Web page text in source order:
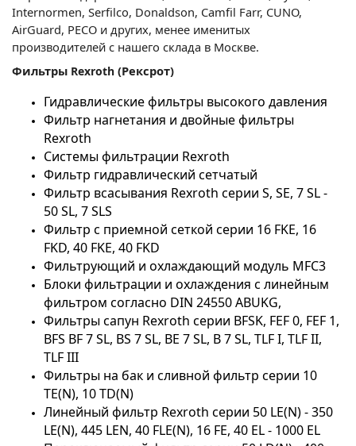
Internormen, Serfilco, Donaldson, Camfil Farr, CUNO,
AirGuard, PECO и других, менее именитых
производителей с нашего склада в Москве.
Фильтры Rexroth (Рексрот)
Гидравлические фильтры высокого давления
Фильтр нагнетания и двойные фильтры
Rexroth
Системы фильтрации Rexroth
Фильтр гидравлический сетчатый
Фильтр всасывания Rexroth серии S, SE, 7 SL -
50 SL, 7 SLS
Фильтр с приемной сеткой серии 16 FKE, 16
FKD, 40 FKE, 40 FKD
Фильтрующий и охлаждающий модуль MFC3
Блоки фильтрации и охлаждения с линейным
фильтром согласно DIN 24550 ABUKG,
Фильтры сапун Rexroth серии BFSK, FEF 0, FEF 1,
BFS BF7SL, BS 7SL, BE 7SL, B7SL, TLFI, TLFII,
TLFIII
Фильтры на бак и сливной фильтр серии 10
TE(N), 10 TD(N)
Линейный фильтр Rexroth серии 50 LE(N) - 350
LE(N), 445 LEN, 40 FLE(N), 16 FE, 40 EL - 1000 EL